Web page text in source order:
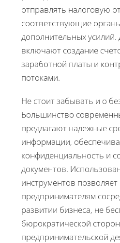
отправлять налоговую
соответствующие
дополнительных усилий.
включают создание
заработной платы и
потоками.
Не стоит забывать и о
Большинство
предлагают надежные
информации,
конфиденциальность и
документов.
инструментов
предпринимателям
развитии бизнеса, не
бюрократической
предпринимательской